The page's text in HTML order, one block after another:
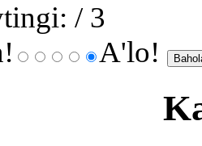
/ 3
A'lo!